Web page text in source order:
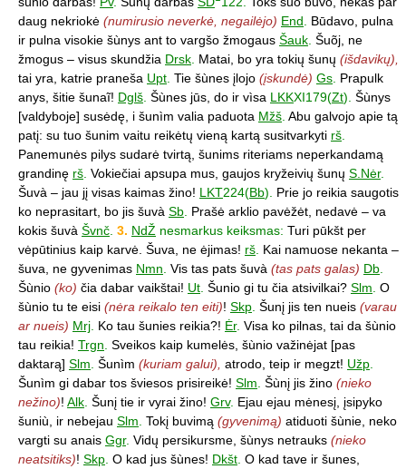
daug nekriokė (numirusio neverkė, negailėjo) End
Būdavo, pulna
ir pulna visokie šùnys ant to vargšo žmogaus Šauk Šuõj, ne
žmogus – visus skundžia Drsk Matai, bo yra tokių šunų (išdavikų),
tai yra, katrie praneša Upt Tie šùnes įlojo (įskundė) Gs Prapulk
anys, šitie šunaĩ! Dglš Šùnes jūs, do ir vìsa LKKXI179(Zt). Šùnys
[valdyboje] susėdę, i šunìm valia paduota Mžš Abu galvojo apie tą
patį: su tuo šunim vaitu reikėtų vieną kartą susitvarkyti rš
Panemunės pilys sudarė tvirtą, šunims riteriams neperkandamą
grandinę rš Vokiečiai apsupa mus, gaujos kryžeivių šunų S.Nėr.
Šuvà – jau jį visas kaimas žino! LKT224(Bb).
Prie jo reikia saugotis
ko neprasitart, bo jis šuvà Sb Prašė arklio pavėžėt, nedavė – va
kokis šuvà Švnč 3. NdŽ nesmarkus keiksmas: Turi pūkšt per
vėpūtinius kaip karvė. Šuva, ne ėjimas! rš Kai namuose nekanta –
šuva, ne gyvenimas Nmn Vis tas pats šuvà (tas pats galas) Db
Šùnio (ko) čia dabar vaikštai! Ut Šunio gi tu čia atsivilkai? Slm O
šùnio tu te eisi (nėra reikalo ten eiti)! Skp Šunį jis ten nueis (varau
ar nueis) Mrj Ko tau šunies reikia?! Ėr. Visa ko pilnas, tai da šùnio
tau reikia! Trgn Sveikos kaip kumelės, šùnio važinėjat [pas
daktarą] Slm Šunìm (kuriam galui), atrodo, teip ir megzt! Užp
Šunìm gi dabar tos šviesos prisireikė! Slm Šùnį jis žino (nieko
nežino)! Alk Šunį tie ir vyrai žino! Grv. Ejau ejau mėnesį, įsipyko
šuniù, ir nebejau Slm Tokį buvimą (gyvenimą) atiduoti šùnie, neko
vargti su anais Ggr. Vidų persikursme, šùnys netrauks (nieko
neatsitiks)! Skp O kad jus šùnes! Dkšt O kad tave ir šunes,